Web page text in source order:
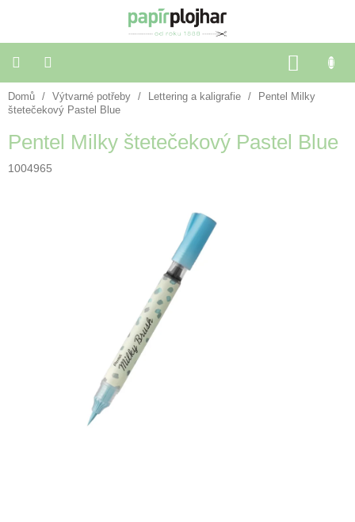
KOŠÍK
Balení
dárků
Dekorace
a
doplňky
Domů / Výtvarné potřeby / Lettering a kaligrafie /
Pentel Milky
štetečekový Pastel Blue
Pentel Milky štetečekový Pastel Blue
1004965